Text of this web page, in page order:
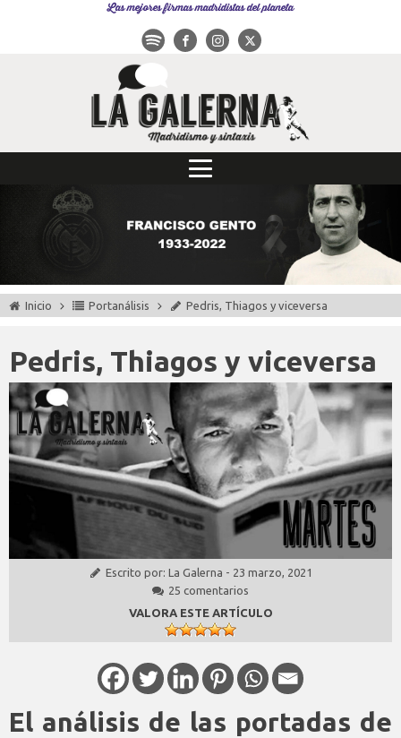
Las mejores firmas madridistas del planeta
Inicio Portanálisis Pedris, Thiagos y viceversa
Pedris, Thiagos y viceversa
Escrito por: La Galerna - 23 marzo, 2021
25 comentarios
VALORA ESTE ARTÍCULO
El análisis de las portadas de